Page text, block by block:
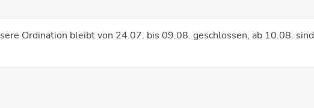
Ordination bleibt von 24.07. bis 09.08. geschlossen, ab 10.08. sind